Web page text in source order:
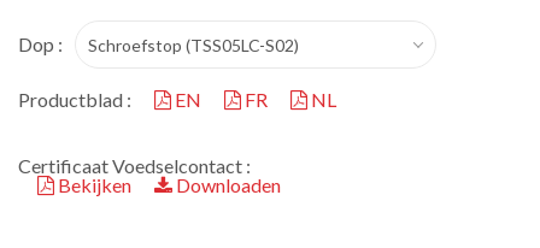
Dop : Schroefstop (TSS05LC-S02)
Productblad : EN FR NL
Certificaat Voedselcontact :
Bekijken
Downloaden